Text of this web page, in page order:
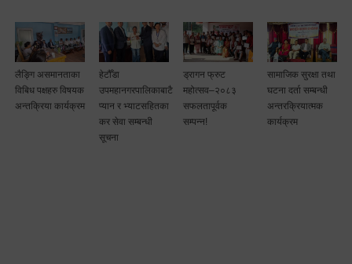
लैङ्गि असमानताका
विबिध पक्षहरु विषयक
अन्तक्रिया कार्यक्रम
हेटौँडा
उपमहानगरपालिकाबाटै
प्यान र भ्याटसहितका
कर सेवा सम्बन्धी
सूचना
ड्रागन फ्रुट
महोत्सव–२०८३
सफलतापूर्वक
सम्पन्न!
सामाजिक सुरक्षा तथा
घटना दर्ता सम्बन्धी
अन्तरक्रियात्मक
कार्यक्रम